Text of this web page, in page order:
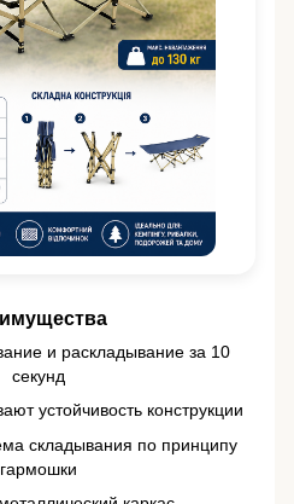
и раскладывание за 10
секунд
устойчивость конструкции
складывания по принципу
гармошки